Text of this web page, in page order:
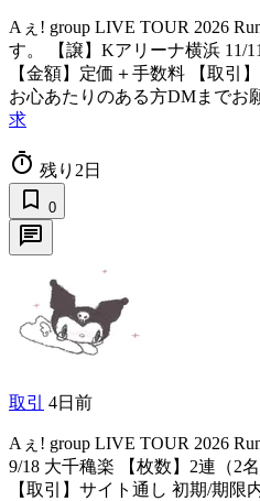
Aぇ! group LIVE TOUR 2026
す。 【譲】Kアリーナ横浜 11/
【金額】定価＋手数料 【取引
お心あたりのある方DMまでお
求
timer 残り2日
bookmark_border 0
chat
取引 4日前
Aぇ! group LIVE TOUR 2026
9/18 大千穐楽 【枚数】2連（2
【取引】サイト通し 初期/期限